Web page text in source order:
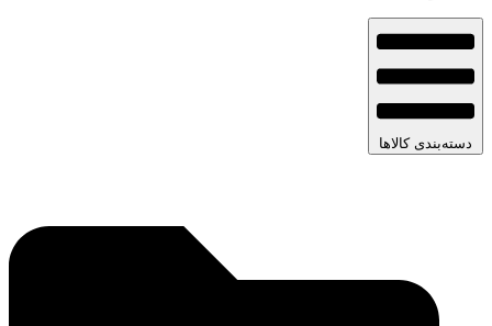
دسته‌بندی کالاها